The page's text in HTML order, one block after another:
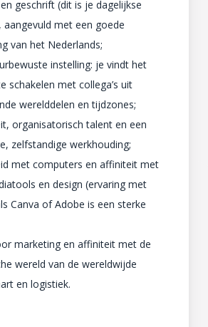
geschrift (dit is je dagelijkse
aangevuld met een goede
van het Nederlands;
instelling: je vindt het
schakelen met collega’s uit
werelddelen en tijdzones;
organisatorisch talent en een
zelfstandige werkhouding;
met computers en affiniteit met
en design (ervaring met
Canva of Adobe is een sterke
marketing en affiniteit met de
wereld van de wereldwijde
en logistiek.